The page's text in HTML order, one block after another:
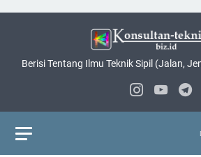
Berisi Tentang Ilmu Teknik Sipil (Jalan,